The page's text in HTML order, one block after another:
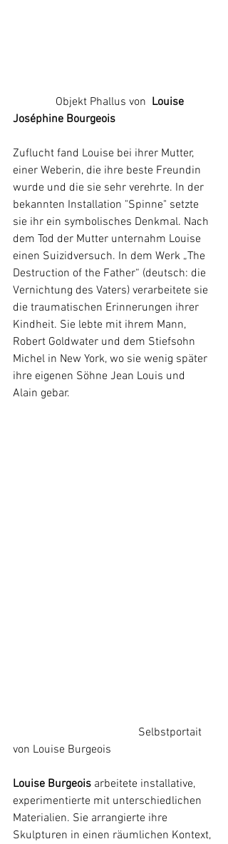
               Objekt Phallus von
Louise
Joséphine Bourgeois
Zuflucht fand Louise bei ihrer Mutter,
einer Weberin, die ihre beste Freundin
wurde und die sie sehr verehrte. In der
bekannten Installation "Spinne" setzte
sie ihr ein symbolisches Denkmal. Nach
dem Tod der Mutter unternahm Louise
einen Suizidversuch. In dem Werk „The
Destruction of the Father“ (deutsch: die
Vernichtung des Vaters) verarbeitete sie
die traumatischen Erinnerungen ihrer
Kindheit. Sie lebte mit ihrem Mann,
Robert Goldwater und dem Stiefsohn
Michel in New York, wo sie wenig später
ihre eigenen Söhne Jean Louis und
Alain gebar.
von Louise Burgeois
Louise Burgeois arbeitete installative,
experimentierte mit unterschiedlichen
Materialien. Sie arrangierte ihre
Skulpturen in einen räumlichen Kontext,